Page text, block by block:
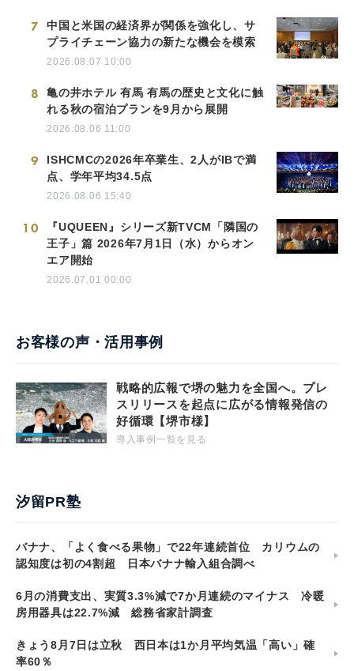
7
中国と米国の経済界が関係を強化し、サ
プライチェーン協力の新たな機会を模索
2026.08.07 10:00
8
亀の井ホテル 有馬 有馬の歴史と文化に触
れる秋の宿泊プランを9月から展開
2026.08.06 11:00
9
ISHCMCの2026年卒業生、2人がIBで満
点、学年平均34.5点
2026.08.06 15:40
10
『UQUEEN』シリーズ新TVCM「隣国の
王子」篇 2026年7月1日（水）からオン
エア開始
2026.07.01 00:00
お客様の声・活用事例
戦略的広報で堺の魅力を全国へ。プレ
スリリースを起点に広がる情報発信の
好循環【堺市様】
導入事例一覧を見る
汐留PR塾
バナナ、「よく食べる果物」で22年連続首位 カリウムの
認知度は初の4割超 日本バナナ輸入組合調べ
6月の消費支出、実質3.3%減で7か月連続のマイナス 冷暖
房用器具は22.7%減 総務省家計調査
きょう8月7日は立秋 西日本は1か月平均気温「高い」確
率60％